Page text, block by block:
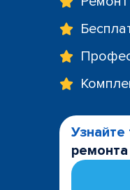
Узнайте
ремонта